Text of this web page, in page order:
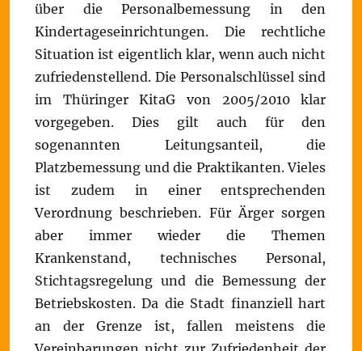
über die Personalbemessung in den
Kindertageseinrichtungen. Die rechtliche
Situation ist eigentlich klar, wenn auch nicht
zufriedenstellend. Die Personalschlüssel sind
im Thüringer KitaG von 2005/2010 klar
vorgegeben. Dies gilt auch für den
sogenannten Leitungsanteil, die
Platzbemessung und die Praktikanten. Vieles
ist zudem in einer entsprechenden
Verordnung beschrieben. Für Ärger sorgen
aber immer wieder die Themen
Krankenstand, technisches Personal,
Stichtagsregelung und die Bemessung der
Betriebskosten. Da die Stadt finanziell hart
an der Grenze ist, fallen meistens die